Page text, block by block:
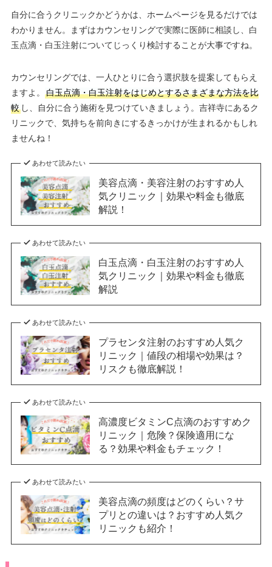
自分に合うクリニックかどうかは、ホームページを見るだけでは
わかりません。まずはカウンセリングで実際に医師に相談し、白
玉点滴・白玉注射についてじっくり検討することが大事ですね。
カウンセリングでは、一人ひとりに合う選択肢を提案してもらえ
ますよ。
白玉点滴・白玉注射をはじめとするさまざまな方法を比
較し、自分に合う施術を見つけていきましょう。吉祥寺にあるク
リニックで、気持ちを前向きにするきっかけが生まれるかもしれ
ませんね！
あわせて読みたい
美容点滴・美容注射のおすすめ人
気クリニック｜効果や料金も徹底
解説！
あわせて読みたい
白玉点滴・白玉注射のおすすめ人
気クリニック｜効果や料金も徹底
解説
あわせて読みたい
プラセンタ注射のおすすめ人気ク
リニック｜値段の相場や効果は？
リスクも徹底解説！
あわせて読みたい
高濃度ビタミンC点滴のおすすめク
リニック｜危険？保険適用にな
る？効果や料金もチェック！
あわせて読みたい
美容点滴の頻度はどのくらい？サ
プリとの違いは？おすすめ人気ク
リニックも紹介！